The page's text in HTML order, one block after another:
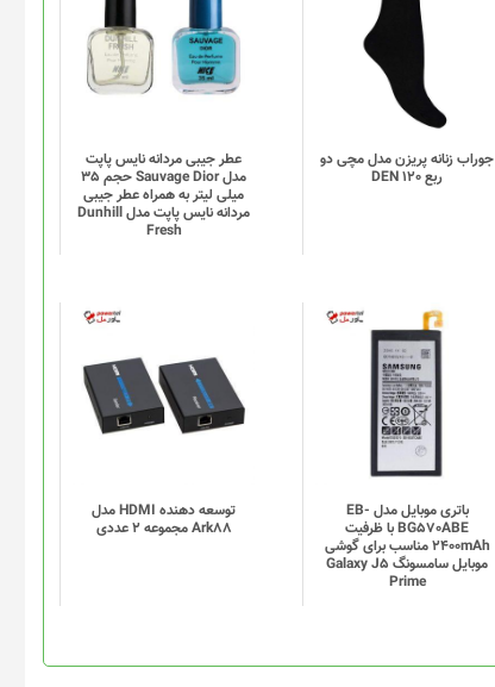
جوراب زنانه پریزن مدل مچی دو
ربع DEN 120
محصول
دارای
انواع
مختلفی
می
گزینه
ها
محصول
انتخاب
شوند
عطر جیبی مردانه نایس پاپت
مدل Sauvage Dior حجم 35
میلی لیتر به همراه عطر جیبی
مردانه نایس پاپت مدل Dunhill
Fresh
باتری موبایل مدل EB-
BG570ABE با ظرفیت
2400mAh مناسب برای گوشی
موبایل سامسونگ Galaxy J5
Prime
توسعه دهنده HDMI مدل
Ark88 مجموعه 2 عددی